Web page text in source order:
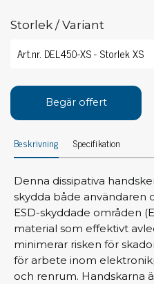
Storlek / Variant
Begär offert
Beskrivning Specifikation
Denna dissipativa
skydda både användaren
ESD-skyddade områden
material som effektivt
minimerar risken för
för arbete inom
och renrum. Handskarna